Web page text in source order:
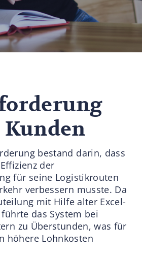
bestand darin, dass
der
für seine Logistikrouten
verbessern musste. Da
mit Hilfe alter Excel-
das System bei
zu Überstunden, was für
höhere Lohnkosten